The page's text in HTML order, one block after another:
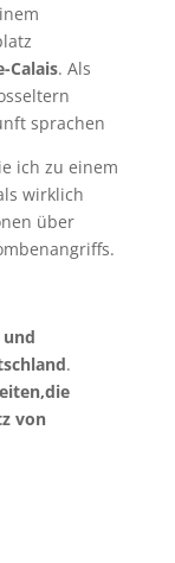
Calais. Als
sprachen
ich zu einem
wirklich
über
und
.
von